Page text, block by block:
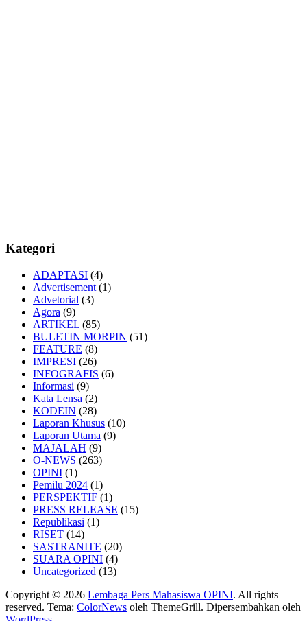
Kategori
ADAPTASI (4)
Advertisement (1)
Advetorial (3)
Agora (9)
ARTIKEL (85)
BULETIN MORPIN (51)
FEATURE (8)
IMPRESI (26)
INFOGRAFIS (6)
Informasi (9)
Kata Lensa (2)
KODEIN (28)
Laporan Khusus (10)
Laporan Utama (9)
MAJALAH (9)
O-NEWS (263)
OPINI (1)
Pemilu 2024 (1)
PERSPEKTIF (1)
PRESS RELEASE (15)
Republikasi (1)
RISET (14)
SASTRANITE (20)
SUARA OPINI (4)
Uncategorized (13)
Copyright © 2026 Lembaga Pers Mahasiswa OPINI. All rights
reserved. Tema: ColorNews oleh ThemeGrill. Dipersembahkan oleh